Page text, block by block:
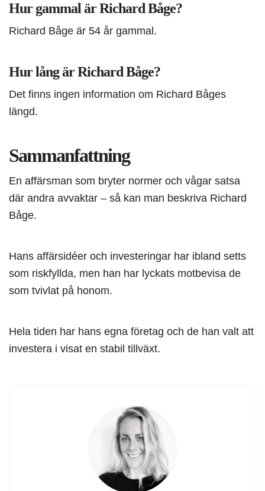
Hur gammal är Richard Båge?
Richard Båge är 54 år gammal.
Hur lång är Richard Båge?
Det finns ingen information om Richard Båges
längd.
Sammanfattning
En affärsman som bryter normer och vågar satsa
där andra avvaktar – så kan man beskriva Richard
Båge.
Hans affärsidéer och investeringar har ibland setts
som riskfyllda, men han har lyckats motbevisa de
som tvivlat på honom.
Hela tiden har hans egna företag och de han valt att
investera i visat en stabil tillväxt.